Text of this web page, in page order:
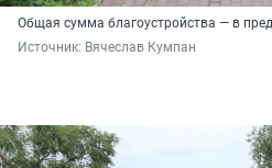
Общая сумма благоустройства — в
Источник: Вячеслав Кумпан